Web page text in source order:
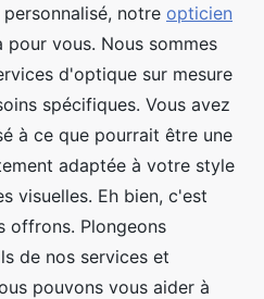
notre opticien
pour vous. Nous sommes
d'optique sur mesure
spécifiques. Vous avez
à ce que pourrait être une
adaptée à votre style
visuelles. Eh bien, c'est
offrons. Plongeons
de nos services et
pouvons vous aider à